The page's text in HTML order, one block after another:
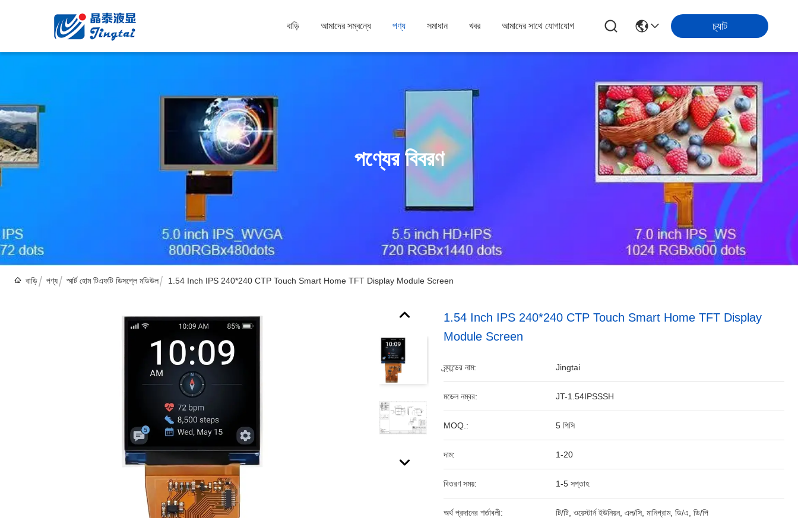
বাড়ি আমাদের সম্বন্ধে পণ্য সমাধান খবর আমাদের সাথে যোগাযোগ চ্যাট
পণ্যের বিবরণ
বাড়ি পণ্য স্মার্ট হোম টিএফটি ডিসপ্লে মডিউল 1.54 Inch IPS 240*240 CTP Touch Smart Home TFT Display Module Screen
1.54 Inch IPS 240*240 CTP Touch Smart Home TFT Display
Module Screen
ব্র্যান্ডের নাম: Jingtai
মডেল নম্বর: JT-1.54IPSSSH
MOQ.: 5 পিসি
দাম: 1-20
বিতরণ সময়: 1-5 সপ্তাহ
অর্থ প্রদানের শর্তাবলী: টি/টি, ওয়েস্টার্ন ইউনিয়ন, এল/সি, মানিগ্রাম, ডি/এ, ডি/পি